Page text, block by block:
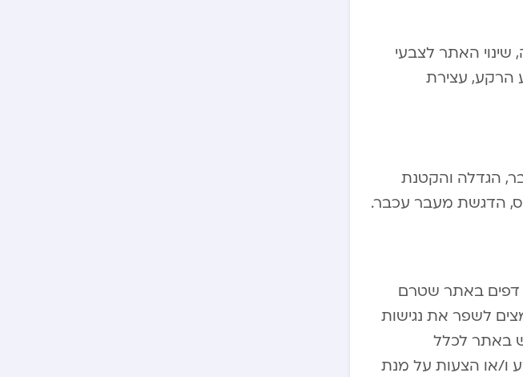
שינוי האתר לצבעי
הרקע, עצירת
הגדלה והקטנת
הדגשת מעבר עכבר.
דפים באתר שטרם
לשפר את נגישות
באתר לכלל
ו/או הצעות על מנת